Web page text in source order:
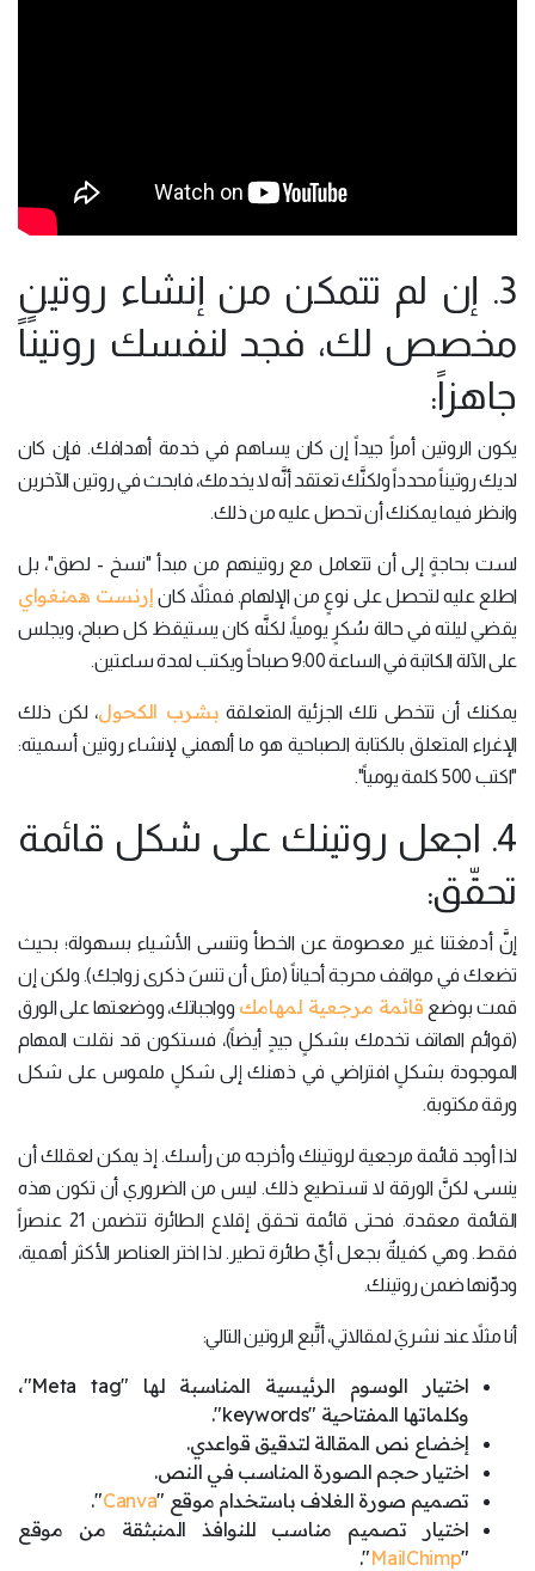
3. إن لم تتمكن من إنشاء روتينٍ
مخصص لك، فجد لنفسك روتيناً
جاهزاً:
يكون الروتين أمراً جيداً إن كان يساهم في خدمة أهدافك. فإن كان
لديك روتيناً محدداً ولكنَّك تعتقد أنَّه لا يخدمك، فابحث في روتين الآخرين
وانظر فيما يمكنك أن تحصل عليه من ذلك.
لست بحاجةٍ إلى أن تتعامل مع روتينهم من مبدأ "نسخ - لصق"، بل
اطلع عليه لتحصل على نوعٍ من الإلهام. فمثلاً، كان إرنست همنغواي
يقضي ليلته في حالة سُكرٍ يومياً، لكنَّه كان يستيقظ كل صباح، ويجلس
على الآلة الكاتبة في الساعة 9:00 صباحاً ويكتب لمدة ساعتين.
يمكنك أن تتخطى تلك الجزئية المتعلقة بشرب الكحول، لكن ذلك
الإغراء المتعلق بالكتابة الصباحية هو ما ألهمني لإنشاء روتين أسميته:
"اكتب 500 كلمة يومياً".
4. اجعل روتينك على شكل قائمة
تحقّق:
إنَّ أدمغتنا غير معصومة عن الخطأ وتنسى الأشياء بسهولة؛ بحيث
تضعك في مواقف محرجة أحياناً (مثل أن تنسَ ذكرى زواجك). ولكن إن
قمت بوضع قائمة مرجعية لمهامك وواجباتك، ووضعتها على الورق
(قوائم الهاتف تخدمك بشكلٍ جيدٍ أيضاً)، فستكون قد نقلت المهام
الموجودة بشكلٍ افتراضي في ذهنك إلى شكلٍ ملموس على شكل
ورقة مكتوبة.
لذا أوجد قائمة مرجعية لروتينك وأخرجه من رأسك. إذ يمكن لعقلك أن
ينسى، لكنَّ الورقة لا تستطيع ذلك. ليس من الضروري أن تكون هذه
القائمة معقدة. فحتى قائمة تحقق إقلاع الطائرة تتضمن 21 عنصراً
فقط. وهي كفيلةٌ بجعل أيِّ طائرة تطير. لذا اختر العناصر الأكثر أهمية،
ودوِّنها ضمن روتينك.
أنا مثلاً عند نشريَ لمقالاتي، أتَّبع الروتين التالي:
اختيار الوسوم الرئيسية المناسبة لها "Meta tag"،
وكلماتها المفتاحية "keywords".
إخضاع نص المقالة لتدقيق قواعدي.
اختيار حجم الصورة المناسب في النص.
تصميم صورة الغلاف باستخدام موقع "Canva
".
اختيار تصميم مناسب للنوافذ المنبثقة من موقع
"
MailChimp
".